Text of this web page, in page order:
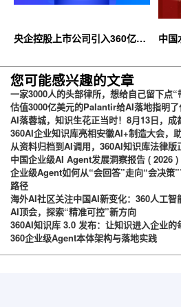
央企控股上市公司引入360亿方
台
中国
您可能感兴趣的文章
一家3000人的头部律所，想给自己留下点
估值3000亿美元的Palantir给AI落地指明了
AI落蓉城，知识生花正当时！8月13日，成
360AI企业知识库亮相安徽AI+制造大会，
从资料归档到AI调用，360AI知识库法律版
中国企业级AI Agent发展洞察报告 ( 2026 )
企业级Agent如何从“会回答”走向“会决策
路径
海外AI社区关注中国AI新变化：360人工智
AI顶会，探索“精准可控”新方向
360AI知识库 3.0 发布：让知识进入企业的
360企业级Agent本体架构与落地实践